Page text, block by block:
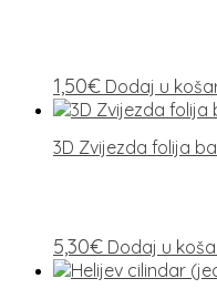
1,50€ Dodaj u
3D Zvijezda folija
5,30€ Dodaj u